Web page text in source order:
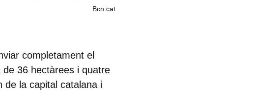
Bcn.cat
completament el
de 36 hectàrees i quatre
de la capital catalana i